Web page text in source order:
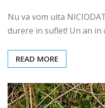
admin apr. 5, 2023
Nu va vom uita
durere in suflet! Un an in